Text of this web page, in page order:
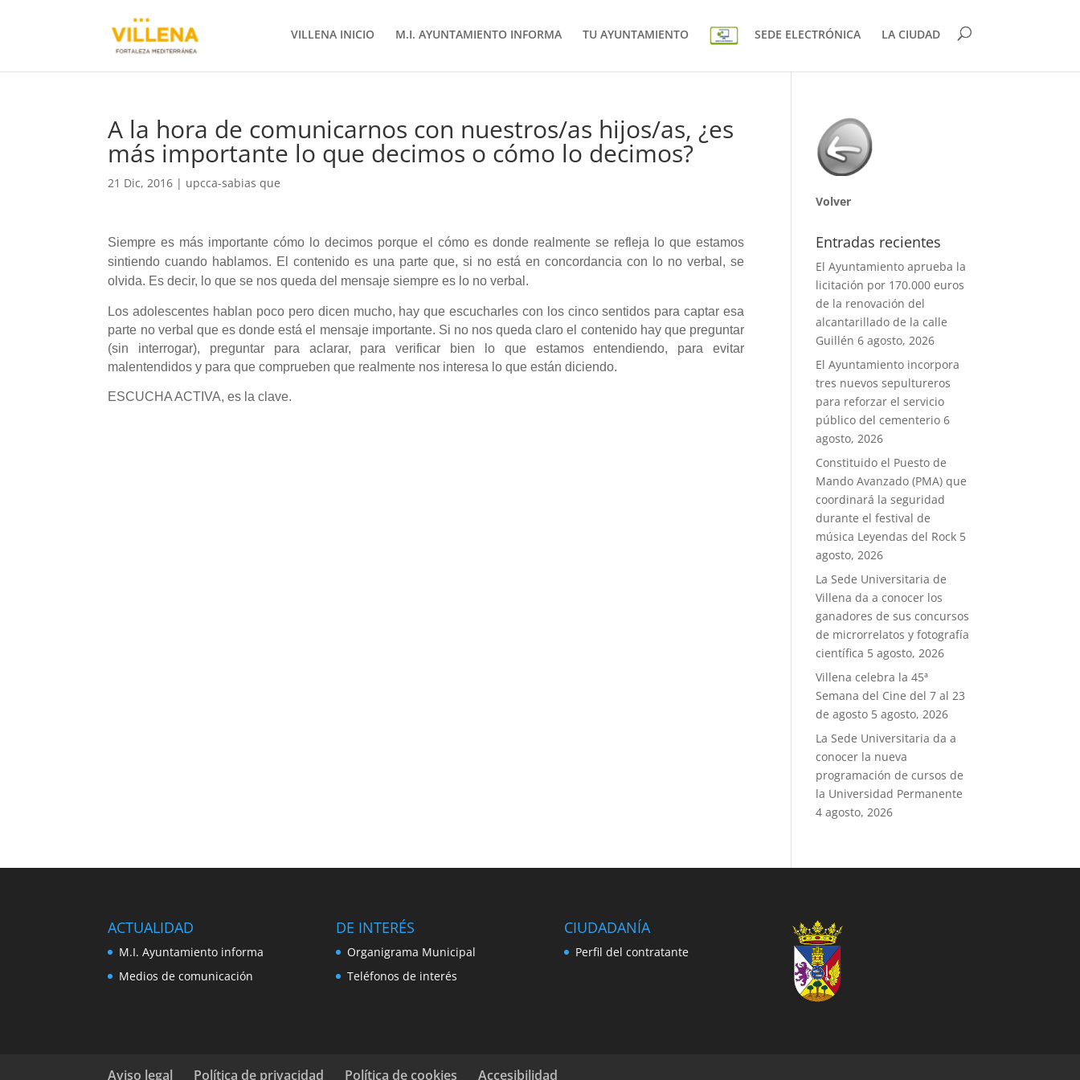
VILLENA INICIO M.I. AYUNTAMIENTO INFORMA TU AYUNTAMIENTO SEDE ELECTRÓNICA LA CIUDAD
A la hora de comunicarnos con nuestros/as hijos/as, ¿es
más importante lo que decimos o cómo lo decimos?
21 Dic, 2016 | upcca-sabias que
Siempre es más importante cómo lo decimos porque el cómo es donde realmente se refleja lo que estamos
sintiendo cuando hablamos. El contenido es una parte que, si no está en concordancia con lo no verbal, se
olvida. Es decir, lo que se nos queda del mensaje siempre es lo no verbal.
Los adolescentes hablan poco pero dicen mucho, hay que escucharles con los cinco sentidos para captar esa
parte no verbal que es donde está el mensaje importante. Si no nos queda claro el contenido hay que preguntar
(sin interrogar), preguntar para aclarar, para verificar bien lo que estamos entendiendo, para evitar
malentendidos y para que comprueben que realmente nos interesa lo que están diciendo.
ESCUCHA ACTIVA, es la clave.
Volver
Entradas recientes
El Ayuntamiento aprueba la
licitación por 170.000 euros
de la renovación del
alcantarillado de la calle
Guillén 6 agosto, 2026
El Ayuntamiento incorpora
tres nuevos sepultureros
para reforzar el servicio
público del cementerio 6
agosto, 2026
Constituido el Puesto de
Mando Avanzado (PMA) que
coordinará la seguridad
durante el festival de
música Leyendas del Rock 5
agosto, 2026
La Sede Universitaria de
Villena da a conocer los
ganadores de sus concursos
de microrrelatos y fotografía
científica 5 agosto, 2026
Villena celebra la 45ª
Semana del Cine del 7 al 23
de agosto 5 agosto, 2026
La Sede Universitaria da a
conocer la nueva
programación de cursos de
la Universidad Permanente
4 agosto, 2026
ACTUALIDAD
M.I. Ayuntamiento informa
Medios de comunicación
DE INTERÉS
Organigrama Municipal
Teléfonos de interés
CIUDADANÍA
Perfil del contratante
Aviso legal Política de privacidad Política de cookies Accesibilidad